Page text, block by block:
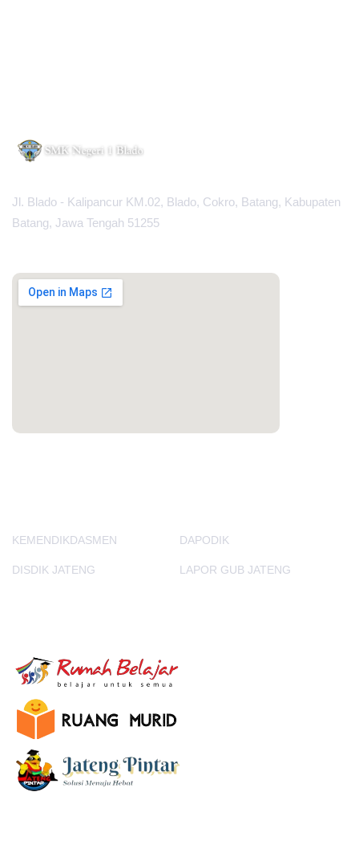
Jl. Blado - Kalipancur KM.02, Blado, Cokro, Batang, Kabupaten
Batang, Jawa Tengah 51255
KEMENDIKDASMEN DAPODIK
DISDIK JATENG LAPOR GUB JATENG